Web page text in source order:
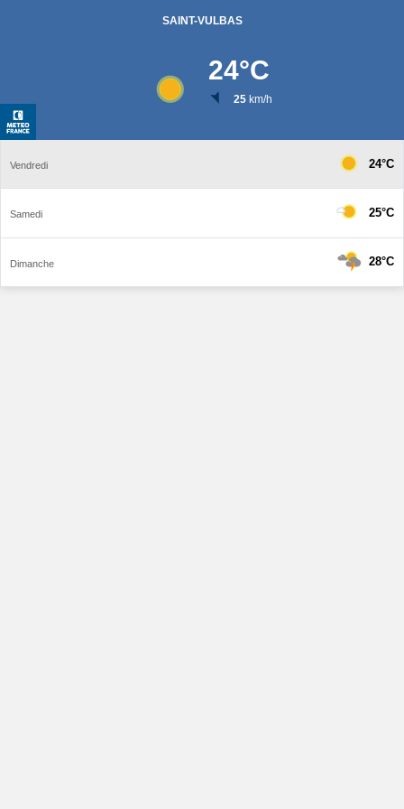
SAINT-VULBAS
24°C
25km/h
Vendredi 24°C
Samedi 25°C
Dimanche 28°C